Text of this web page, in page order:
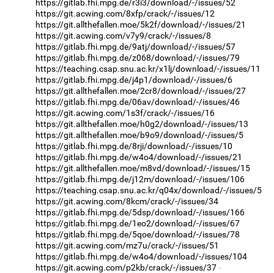
https://gitlab.fhi.mpg.de/r3i3/download/-/issues/52
https://git.acwing.com/8xfp/crack/-/issues/12
https://git.allthefallen.moe/5k2f/download/-/issues/21
https://git.acwing.com/v7y9/crack/-/issues/8
https://gitlab.fhi.mpg.de/9atj/download/-/issues/57
https://gitlab.fhi.mpg.de/z068/download/-/issues/79
https://teaching.csap.snu.ac.kr/x1lj/download/-/issues/11
https://gitlab.fhi.mpg.de/j4p1/download/-/issues/6
https://git.allthefallen.moe/2cr8/download/-/issues/27
https://gitlab.fhi.mpg.de/06av/download/-/issues/46
https://git.acwing.com/1s3f/crack/-/issues/16
https://git.allthefallen.moe/h0g2/download/-/issues/13
https://git.allthefallen.moe/b9o9/download/-/issues/5
https://gitlab.fhi.mpg.de/8rji/download/-/issues/10
https://gitlab.fhi.mpg.de/w4o4/download/-/issues/21
https://git.allthefallen.moe/m8vd/download/-/issues/15
https://gitlab.fhi.mpg.de/j12m/download/-/issues/106
https://teaching.csap.snu.ac.kr/q04x/download/-/issues/5
https://git.acwing.com/8kcm/crack/-/issues/34
https://gitlab.fhi.mpg.de/5dsp/download/-/issues/166
https://gitlab.fhi.mpg.de/1eo2/download/-/issues/67
https://gitlab.fhi.mpg.de/5qoe/download/-/issues/78
https://git.acwing.com/mz7u/crack/-/issues/51
https://gitlab.fhi.mpg.de/w4o4/download/-/issues/104
https://git.acwing.com/p2kb/crack/-/issues/37